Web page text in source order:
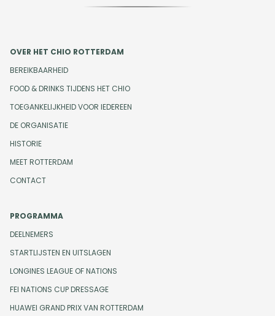
OVER HET CHIO ROTTERDAM
BEREIKBAARHEID
FOOD & DRINKS TIJDENS HET CHIO
TOEGANKELIJKHEID VOOR IEDEREEN
DE ORGANISATIE
HISTORIE
MEET ROTTERDAM
CONTACT
PROGRAMMA
DEELNEMERS
STARTLIJSTEN EN UITSLAGEN
LONGINES LEAGUE OF NATIONS
FEI NATIONS CUP DRESSAGE
HUAWEI GRAND PRIX VAN ROTTERDAM